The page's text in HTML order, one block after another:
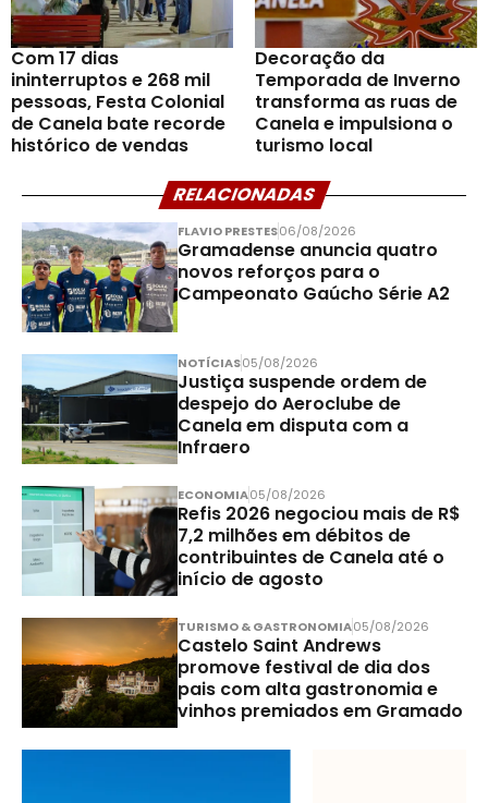
Com 17 dias
ininterruptos e 268 mil
pessoas, Festa Colonial
de Canela bate recorde
histórico de vendas
Decoração da
Temporada de Inverno
transforma as ruas de
Canela e impulsiona o
turismo local
RELACIONADAS
FLAVIO PRESTES06/08/2026
Gramadense anuncia quatro
novos reforços para o
Campeonato Gaúcho Série A2
NOTÍCIAS05/08/2026
Justiça suspende ordem de
despejo do Aeroclube de
Canela em disputa com a
Infraero
ECONOMIA05/08/2026
Refis 2026 negociou mais de R$
7,2 milhões em débitos de
contribuintes de Canela até o
início de agosto
TURISMO & GASTRONOMIA05/08/2026
Castelo Saint Andrews
promove festival de dia dos
pais com alta gastronomia e
vinhos premiados em Gramado